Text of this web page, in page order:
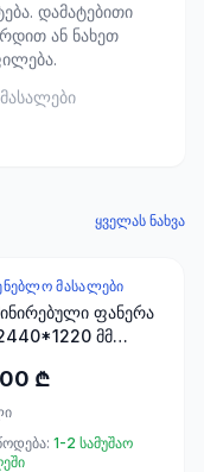
დამატებითი
ან ნახეთ
ყველას ნახვა
ᲛᲐᲡᲐᲚᲔᲑᲘ
ფანერა
მმ
₾
1-2 სამუშაო